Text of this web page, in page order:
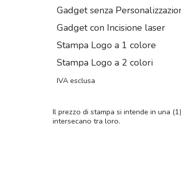
Gadget senza
Gadget con Incisione laser
Stampa Logo a 1 colore
Stampa Logo a 2 colori
IVA esclusa
Il prezzo di stampa si intende in una
intersecano tra loro.